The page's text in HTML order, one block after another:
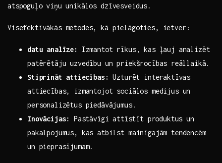
atspoguļo ​viņu ⁤unikālos dzīvesveidus.
Visefektīvākās metodes, kā ‌pielāgoties, ​ietver:
datu analīze:
Izmantot rīkus, kas ļauj‌ analizēt
patērētāju uzvedību‌ un ‍priekšrocības ⁣reāllaikā.
Stiprināt⁢ attiecības: Uzturēt interaktīvas
attiecības, izmantojot ‌sociālos medijus un
personalizētus ​piedāvājumus.
Inovācijas:
⁢Pastāvīgi⁤ attīstīt produktus ‌un
pakalpojumus, kas atbilst mainīgajām tendencēm​
un pieprasījumam.